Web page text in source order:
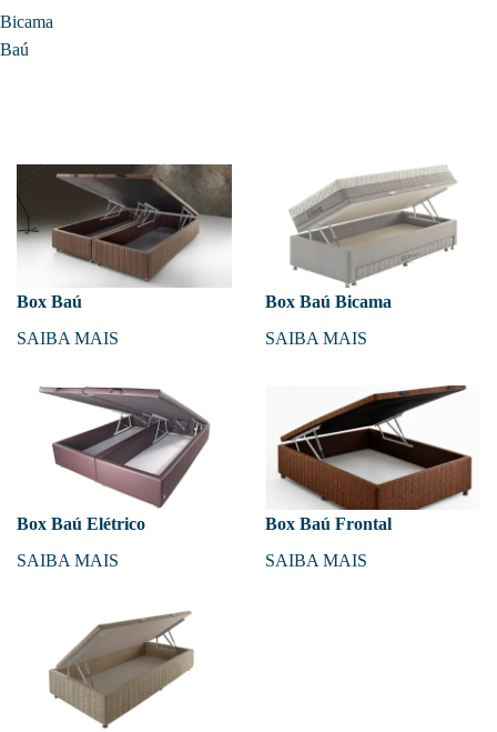
Bicama
Baú
Box Baú
SAIBA MAIS
Box Baú Bicama
SAIBA MAIS
Box Baú Elétrico
SAIBA MAIS
Box Baú Frontal
SAIBA MAIS